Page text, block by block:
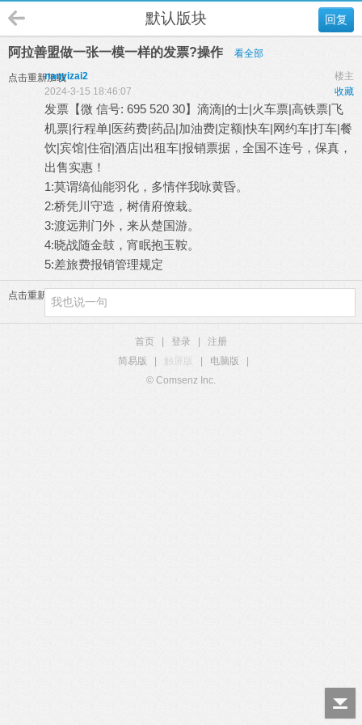
回复
默认版块
阿拉善盟做一张一模一样的发票?操作 看全部
点击重新加载 楼主
nanyizai2
收藏
2024-3-15 18:46:07
发票【微 信号: 695 520 30】滴滴|的士|火车票|高铁票|飞
机票|行程单|医药费|药品|加油费|定额|快车|网约车|打车|餐
饮|宾馆|住宿|酒店|出租车|报销票据，全国不连号，保真，
出售实惠！
1:莫谓缟仙能羽化，多情伴我咏黄昏。
2:桥凭川守造，树倩府僚栽。
3:渡远荆门外，来从楚国游。
4:晓战随金鼓，宵眠抱玉鞍。
5:差旅费报销管理规定
点击重新加载
首页 登录
注册
简易版
触屏版 电脑版
© Comsenz Inc.